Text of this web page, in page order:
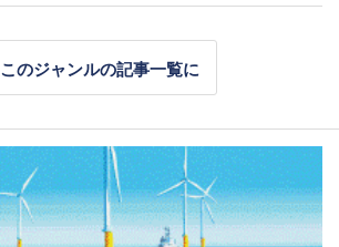
このジャンルの記事一覧に